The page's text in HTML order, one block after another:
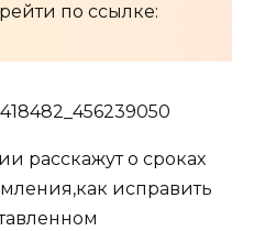
по ссылке:
расскажут о сроках
исправить